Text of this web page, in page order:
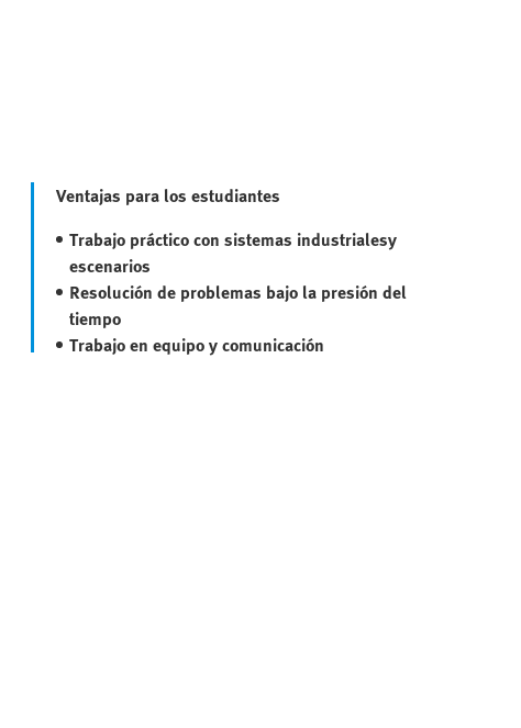
Ventajas para los estudiantes
Trabajo práctico con sistemas industrialesy
escenarios
Resolución de problemas bajo la presión del
tiempo
Trabajo en equipo y comunicación